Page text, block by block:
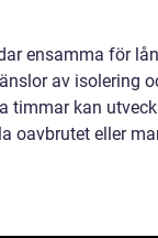
ensamma för
av isolering
timmar kan
oavbrutet eller